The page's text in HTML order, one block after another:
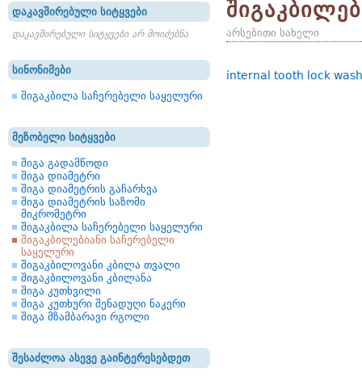
დაკავშირებული სიტყვები
დაკავშირებული სიტყვები არ მოიძებნა
სინონიმები
შიგაკბილა საჩერებელი საყელური
მეზობელი სიტყვები
შიგა გადამწოდი
შიგა დიამეტრი
შიგა დიამეტრის გაჩარხვა
შიგა დიამეტრის საზომი
მიკრომეტრი
შიგაკბილა საჩერებელი საყელური
შიგაკბილებიანი საჩერებელი
საყელური
შიგაკბილოვანი კბილა თვალი
შიგაკბილოვანი კბილანა
შიგა კუთხვილი
შიგა კუთხური შენადუღი ნაკერი
შიგა მზამბარავი რგოლი
შესაძლოა ასევე გაინტერესებდეთ
არსებითი სახელი
internal tooth lock